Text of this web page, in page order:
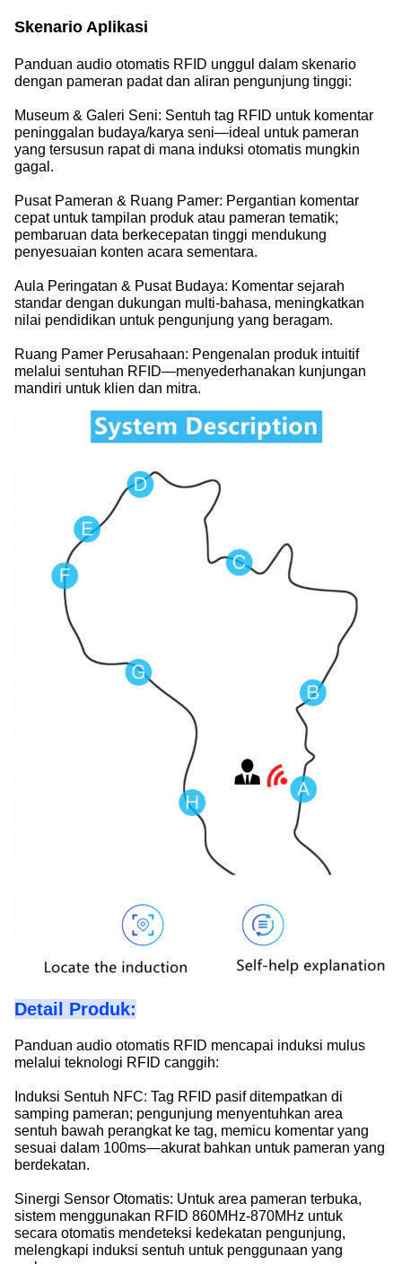
Skenario Aplikasi
Panduan audio otomatis RFID unggul dalam skenario
dengan pameran padat dan aliran pengunjung tinggi:
Museum & Galeri Seni: Sentuh tag RFID untuk komentar
peninggalan budaya/karya seni—ideal untuk pameran
yang tersusun rapat di mana induksi otomatis mungkin
gagal.
Pusat Pameran & Ruang Pamer: Pergantian komentar
cepat untuk tampilan produk atau pameran tematik;
pembaruan data berkecepatan tinggi mendukung
penyesuaian konten acara sementara.
Aula Peringatan & Pusat Budaya: Komentar sejarah
standar dengan dukungan multi-bahasa, meningkatkan
nilai pendidikan untuk pengunjung yang beragam.
Ruang Pamer Perusahaan: Pengenalan produk intuitif
melalui sentuhan RFID—menyederhanakan kunjungan
mandiri untuk klien dan mitra.
Detail Produk:
Panduan audio otomatis RFID mencapai induksi mulus
melalui teknologi RFID canggih:
Induksi Sentuh NFC: Tag RFID pasif ditempatkan di
samping pameran; pengunjung menyentuhkan area
sentuh bawah perangkat ke tag, memicu komentar yang
sesuai dalam 100ms—akurat bahkan untuk pameran yang
berdekatan.
Sinergi Sensor Otomatis: Untuk area pameran terbuka,
sistem menggunakan RFID 860MHz-870MHz untuk
secara otomatis mendeteksi kedekatan pengunjung,
melengkapi induksi sentuh untuk penggunaan yang